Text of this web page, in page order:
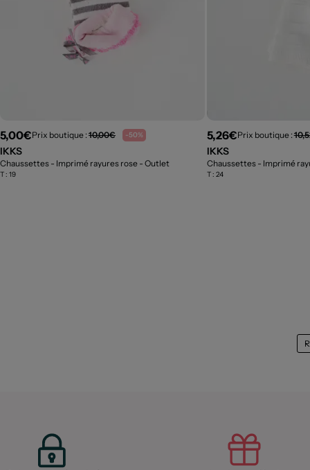
5,00€Prix boutique : 10,00€ -50%
IKKS
Chaussettes - Imprimé rayures rose - Outlet
T : 19
5,26€Prix boutique :
IKKS
Chaussettes - Imprimé
T : 24